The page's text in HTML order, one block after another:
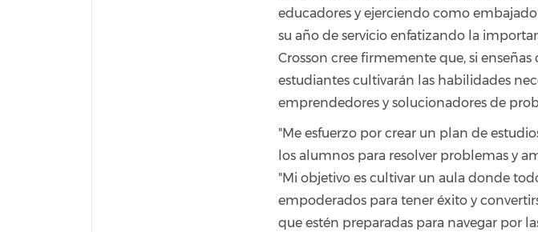
educadores y ejerciendo como
su año de servicio enfatizando la
Crosson cree firmemente que, si
estudiantes cultivarán las habilidades
emprendedores y solucionadores de
"Me esfuerzo por crear un plan de
los alumnos para resolver problemas y
"Mi objetivo es cultivar un aula donde
empoderados para tener éxito y
que estén preparadas para navegar por